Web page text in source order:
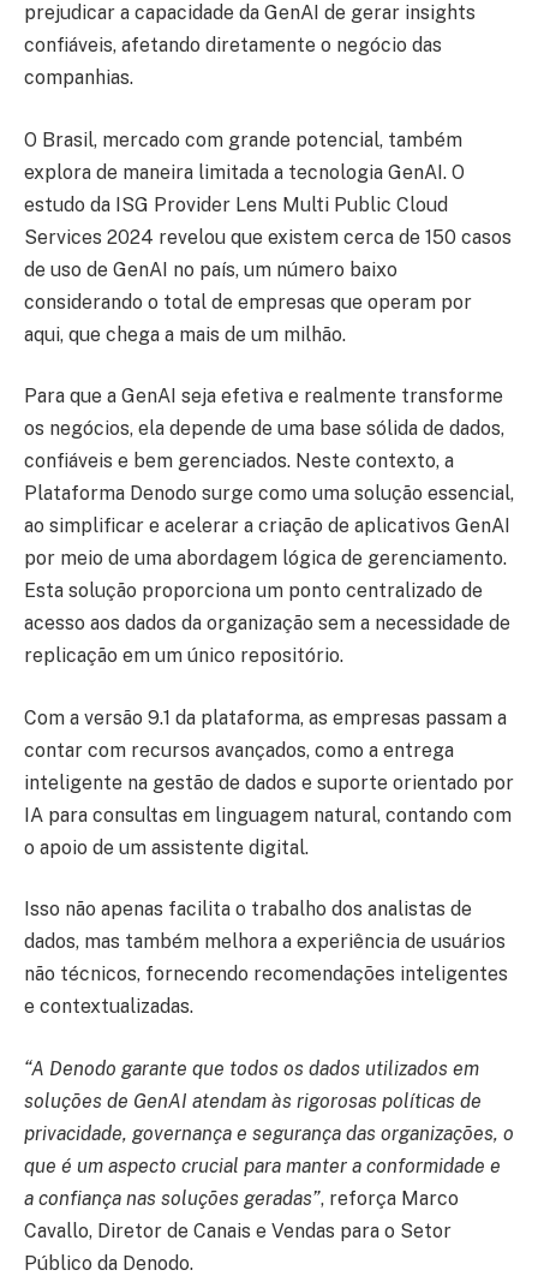
prejudicar a capacidade da GenAI de gerar insights
confiáveis, afetando diretamente o negócio das
companhias.
O Brasil, mercado com grande potencial, também
explora de maneira limitada a tecnologia GenAI. O
estudo da ISG Provider Lens Multi Public Cloud
Services 2024 revelou que existem cerca de 150 casos
de uso de GenAI no país, um número baixo
considerando o total de empresas que operam por
aqui, que chega a mais de um milhão.
Para que a GenAI seja efetiva e realmente transforme
os negócios, ela depende de uma base sólida de dados,
confiáveis e bem gerenciados. Neste contexto, a
Plataforma Denodo surge como uma solução essencial,
ao simplificar e acelerar a criação de aplicativos GenAI
por meio de uma abordagem lógica de gerenciamento.
Esta solução proporciona um ponto centralizado de
acesso aos dados da organização sem a necessidade de
replicação em um único repositório.
Com a versão 9.1 da plataforma, as empresas passam a
contar com recursos avançados, como a entrega
inteligente na gestão de dados e suporte orientado por
IA para consultas em linguagem natural, contando com
o apoio de um assistente digital.
Isso não apenas facilita o trabalho dos analistas de
dados, mas também melhora a experiência de usuários
não técnicos, fornecendo recomendações inteligentes
e contextualizadas.
“A Denodo garante que todos os dados utilizados em
soluções de GenAI atendam às rigorosas políticas de
privacidade, governança e segurança das organizações, o
que é um aspecto crucial para manter a conformidade e
a confiança nas soluções geradas”, reforça Marco
Cavallo, Diretor de Canais e Vendas para o Setor
Público da Denodo.